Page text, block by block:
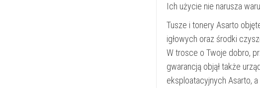
Ich użycie nie narusza
Tusze i tonery Asarto
igłowych oraz środki
W trosce o Twoje dobro,
gwarancją objął także
eksploatacyjnych Asarto,